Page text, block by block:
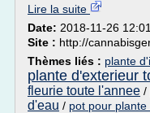
Lire la suite
Date: 2018-11-26
Site : http://
Thèmes liés : plante
plante d'exterieur
fleurie toute l'annee /
d'eau / pot pour